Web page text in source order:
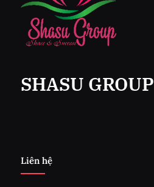
SHASU GROUP
Liên hệ